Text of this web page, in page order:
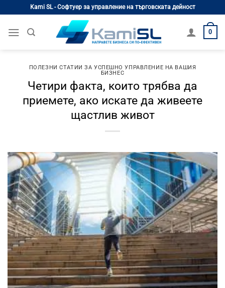
content
Kami SL - Софтуер за управление на търговската дейност
0
ПОЛЕЗНИ СТАТИИ ЗА УСПЕШНО УПРАВЛЕНИЕ НА ВАШИЯ
БИЗНЕС
Четири факта, които трябва да
приемете, ако искате да живеете
щастлив живот